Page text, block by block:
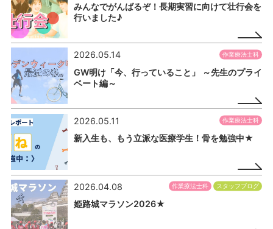
みんなでがんばるぞ！長期実習に向けて壮行会を
行いました♪
2026.05.14
GW明け「今、行っていること」 ～先生のプライ
ベート編～
作業療法士科
2026.05.11
新入生も、もう立派な医療学生！骨を勉強中★
作業療法士科
2026.04.08
姫路城マラソン2026★
作業療法士科 スタッフブログ